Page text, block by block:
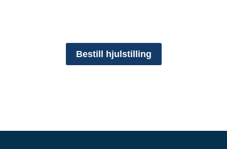
Bestill hjulstilling